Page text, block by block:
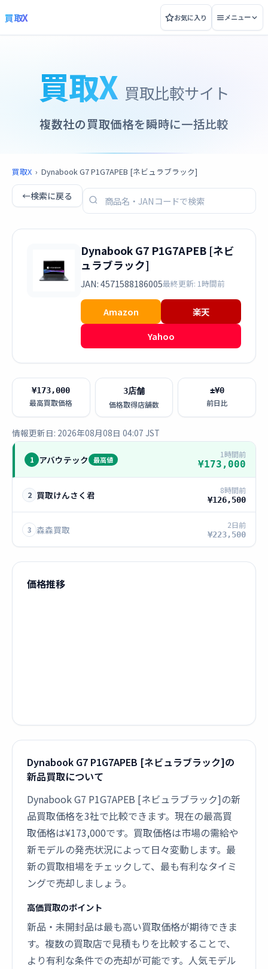
買取X お気に入り メニュー
買取X 買取比較サイト
複数社の買取価格を瞬時に一括比較
買取X › Dynabook G7 P1G7APEB [ネビュラブラック]
←検索に戻る
Dynabook G7 P1G7APEB [ネビ
ュラブラック]
JAN: 4571588186005最終更新: 1時間前
Amazon
楽天
Yahoo
¥173,000
最高買取価格
3店舗
価格取得店舗数
±¥0
前日比
情報更新日: 2026年08月08日 04:07 JST
1 アバウテック 最高値
1時間前
¥173,000
2 買取けんさく君 8時間前
¥126,500
3 森森買取 2日前
¥223,500
価格推移
Dynabook G7 P1G7APEB [ネビュラブラック]の
新品買取について
Dynabook G7 P1G7APEB [ネビュラブラック]の新
品買取価格を3社で比較できます。現在の最高買
取価格は¥173,000です。買取価格は市場の需給や
新モデルの発売状況によって日々変動します。最
新の買取相場をチェックして、最も有利なタイミ
ングで売却しましょう。
高価買取のポイント
新品・未開封品は最も高い買取価格が期待できま
す。複数の買取店で見積もりを比較することで、
より有利な条件での売却が可能です。人気モデル